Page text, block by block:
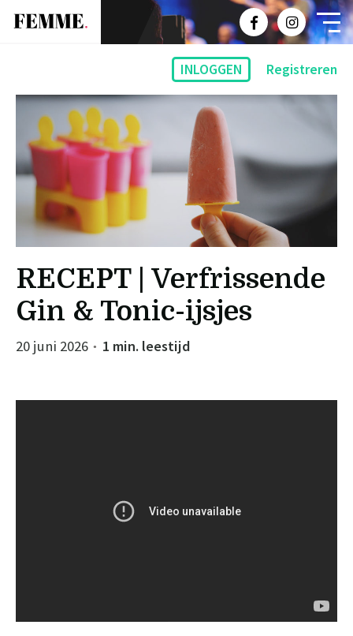
INLOGGEN Registreren
RECEPT | Verfrissende
Gin & Tonic-ijsjes
20 juni 2026 ● 1 min. leestijd